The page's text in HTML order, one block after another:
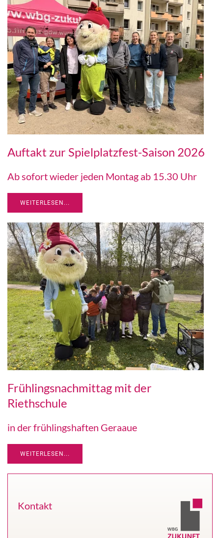
Auftakt zur Spielplatzfest-Saison 2026
Ab sofort wieder jeden Montag ab 15.30 Uhr
WEITERLESEN...
Frühlingsnachmittag mit der
Riethschule
in der frühlingshaften Geraaue
WEITERLESEN...
Kontakt